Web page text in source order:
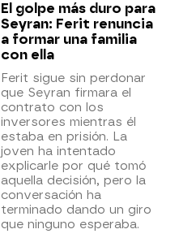
El golpe más duro para
Seyran: Ferit renuncia
a formar una familia
con ella
Ferit sigue sin perdonar
que Seyran firmara el
contrato con los
inversores mientras él
estaba en prisión. La
joven ha intentado
explicarle por qué tomó
aquella decisión, pero la
conversación ha
terminado dando un giro
que ninguno esperaba.